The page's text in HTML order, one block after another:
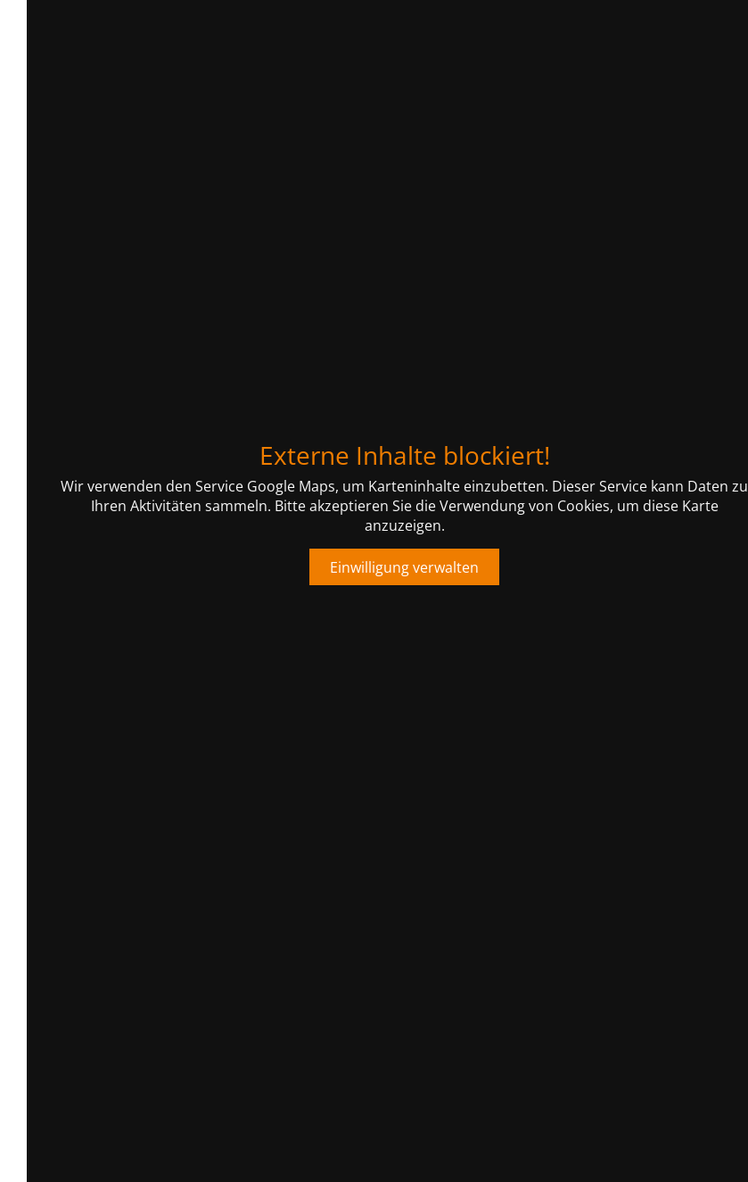
Externe Inhalte blockiert!
Wir verwenden den Service Google Maps, um Karteninhalte einzubetten. Dieser Service kann Daten zu
Ihren Aktivitäten sammeln. Bitte akzeptieren Sie die Verwendung von Cookies, um diese Karte
anzuzeigen.
Einwilligung verwalten